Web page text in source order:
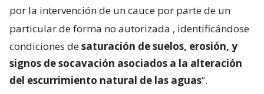
por la intervención de un cauce por parte de un
particular de forma no autorizada , identificándose
condiciones desaturación de suelos, erosión, y
signos de socavación asociados a la alteración
del escurrimiento natural de las aguas“.